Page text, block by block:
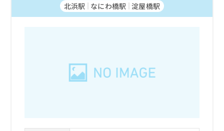
北浜駅 なにわ橋駅 淀屋橋駅